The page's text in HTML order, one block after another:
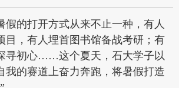
假的打开方式从来不止一种，有人
目，有人埋首图书馆备战考研；有
寻初心……这个夏天，石大学子以
我的赛道上奋力奔跑，将暑假打造